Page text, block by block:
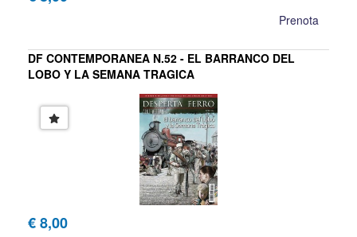
Prenota
DF CONTEMPORANEA N.52 - EL BARRANCO DEL
LOBO Y LA SEMANA TRAGICA
€ 8,00